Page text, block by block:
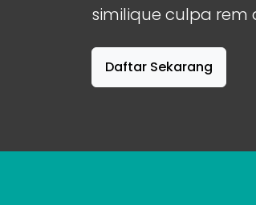
similique culpa
Daftar Sekarang